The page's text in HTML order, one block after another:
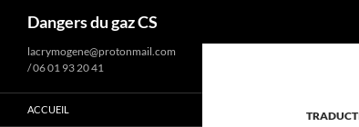
Dangers du gaz CS
lacrymogene@protonmail.com
/ 06 01 93 20 41
ACCUEIL